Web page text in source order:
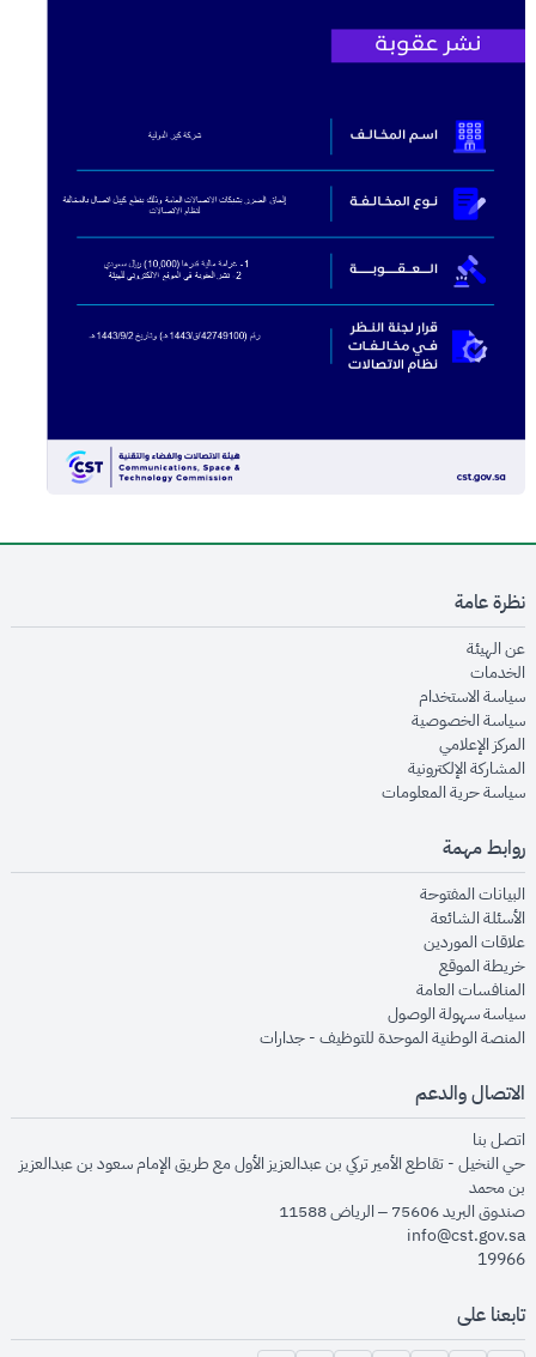
نظرة عامة
عن الهيئةopens in new window
الخدماتopens in new window
سياسة الاستخدام
سياسة الخصوصيةopens in new window
المركز الإعلاميopens in new window
المشاركة الإلكترونيةopens in new window
سياسة حرية المعلوماتopens in new window
روابط مهمة
البيانات المفتوحةopens in new window
الأسئلة الشائعةopens in new window
علاقات الموردينopens in new window
خريطة الموقعopens in new window
المنافسات العامةopens in new window
سياسة سهولة الوصولopens in new window
المنصة الوطنية الموحدة للتوظيف - جداراتopens in new window
الاتصال والدعم
اتصل بنا
حي النخيل - تقاطع الأمير تركي بن عبدالعزيز الأول مع طريق الإمام سعود بن عبدالعزيز
بن محمد
صندوق البريد 75606 – الرياض 11588
info@cst.gov.sa
19966
تابعنا على